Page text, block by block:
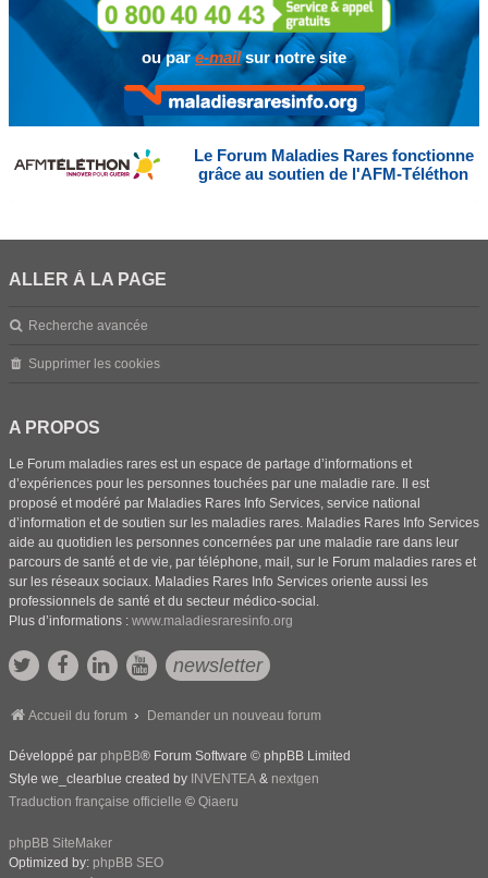
ou pare-mailsur notre site
Le Forum Maladies Rares fonctionne
grâce au soutien de l'AFM-Téléthon
ALLER À LA PAGE
Recherche avancée
Supprimer les cookies
A PROPOS
Le Forum maladies rares est un espace de partage d’informations et
d’expériences pour les personnes touchées par une maladie rare. Il est
proposé et modéré par Maladies Rares Info Services, service national
d’information et de soutien sur les maladies rares. Maladies Rares Info Services
aide au quotidien les personnes concernées par une maladie rare dans leur
parcours de santé et de vie, par téléphone, mail, sur le Forum maladies rares et
sur les réseaux sociaux. Maladies Rares Info Services oriente aussi les
professionnels de santé et du secteur médico-social.
Plus d’informations : www.maladiesraresinfo.org
newsletter
Accueil du forum Demander un nouveau forum
Développé par phpBB® Forum Software © phpBB Limited
Style we_clearblue created by INVENTEA & nextgen
Traduction française officielle © Qiaeru
phpBB SiteMaker
Optimized by: phpBB SEO